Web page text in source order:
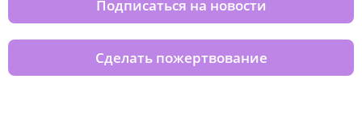
Подписаться на новости
Сделать пожертвование